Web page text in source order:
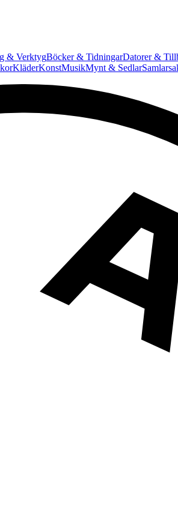
& VerktygBöcker & TidningarDatorer &
KläderKonstMusikMynt & Sedlar